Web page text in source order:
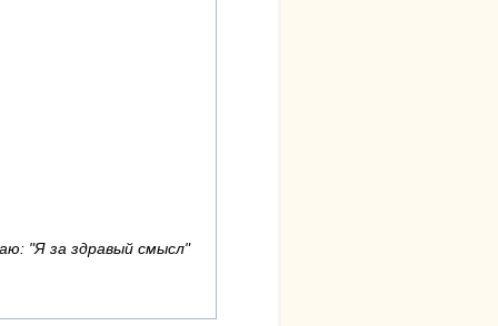
"Я за здравый смысл"